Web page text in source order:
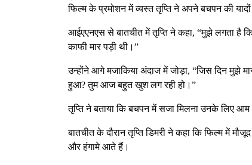
फिल्म के प्रमोशन में व्यस्त तृप्ति ने अपने बचपन की
आईएएनएस से बातचीत में तृप्ति ने कहा, “मुझे लगता है
काफी मार पड़ी थी।”
उन्होंने आगे मजाकिया अंदाज में जोड़ा, “जिस दिन मुझे
हुआ? तुम आज बहुत खुश लग रही हो।”
तृप्ति ने बताया कि बचपन में सजा मिलना उनके लिए
बातचीत के दौरान तृप्ति डिमरी ने कहा कि फिल्म में
और हंगामे आते हैं।